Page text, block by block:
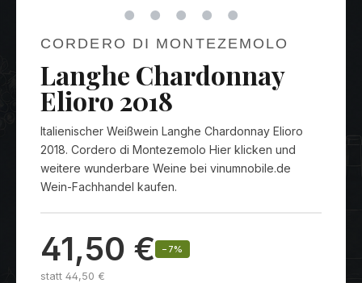
CORDERO DI MONTEZEMOLO
Langhe Chardonnay
Elioro 2018
Italienischer Weißwein Langhe Chardonnay Elioro
2018. Cordero di Montezemolo Hier klicken und
weitere wunderbare Weine bei vinumnobile.de
Wein-Fachhandel kaufen.
41,50 € −7%
statt 44,50 €